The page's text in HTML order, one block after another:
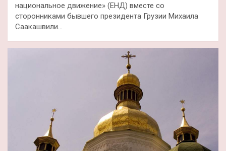
национальное движение» (ЕНД) вместе со
сторонниками бывшего президента Грузии Михаила
Саакашвили…